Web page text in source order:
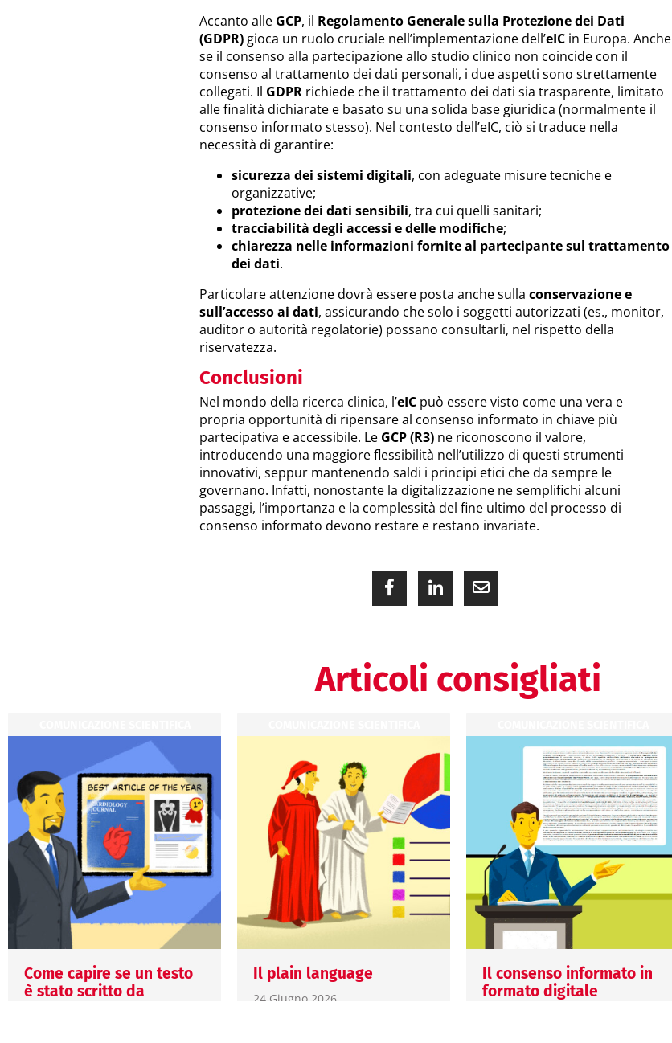
Accanto alle GCP, il Regolamento Generale sulla Protezione dei Dati
(GDPR) gioca un ruolo cruciale nell’implementazione dell’eIC in Europa. Anche
se il consenso alla partecipazione allo studio clinico non coincide con il
consenso al trattamento dei dati personali, i due aspetti sono strettamente
collegati. Il GDPR richiede che il trattamento dei dati sia trasparente, limitato
alle finalità dichiarate e basato su una solida base giuridica (normalmente il
consenso informato stesso). Nel contesto dell’eIC, ciò si traduce nella
necessità di garantire:
sicurezza dei sistemi digitali, con adeguate misure tecniche e
organizzative;
protezione dei dati sensibili, tra cui quelli sanitari;
tracciabilità degli accessi e delle modifiche;
chiarezza nelle informazioni fornite al partecipante sul trattamento
dei dati.
Particolare attenzione dovrà essere posta anche sulla conservazione e
sull’accesso ai dati, assicurando che solo i soggetti autorizzati (es., monitor,
auditor o autorità regolatorie) possano consultarli, nel rispetto della
riservatezza.
Conclusioni
Nel mondo della ricerca clinica, l’eIC può essere visto come una vera e
propria opportunità di ripensare al consenso informato in chiave più
partecipativa e accessibile. Le GCP (R3) ne riconoscono il valore,
introducendo una maggiore flessibilità nell’utilizzo di questi strumenti
innovativi, seppur mantenendo saldi i principi etici che da sempre le
governano. Infatti, nonostante la digitalizzazione ne semplifichi alcuni
passaggi, l’importanza e la complessità del fine ultimo del processo di
consenso informato devono restare e restano invariate.
Articoli consigliati
Come capire se un testo
è stato scritto da
Il plain language
24 Giugno 2026
Il consenso informato in
formato digitale